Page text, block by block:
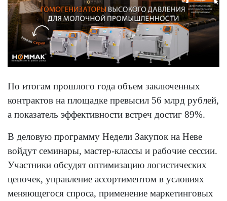
По итогам прошлого года объем заключенных
контрактов на площадке превысил 56 млрд рублей,
а показатель эффективности встреч достиг 89%.
В деловую программу Недели Закупок на Неве
войдут семинары, мастер-классы и рабочие сессии.
Участники обсудят оптимизацию логистических
цепочек, управление ассортиментом в условиях
меняющегося спроса, применение маркетинговых